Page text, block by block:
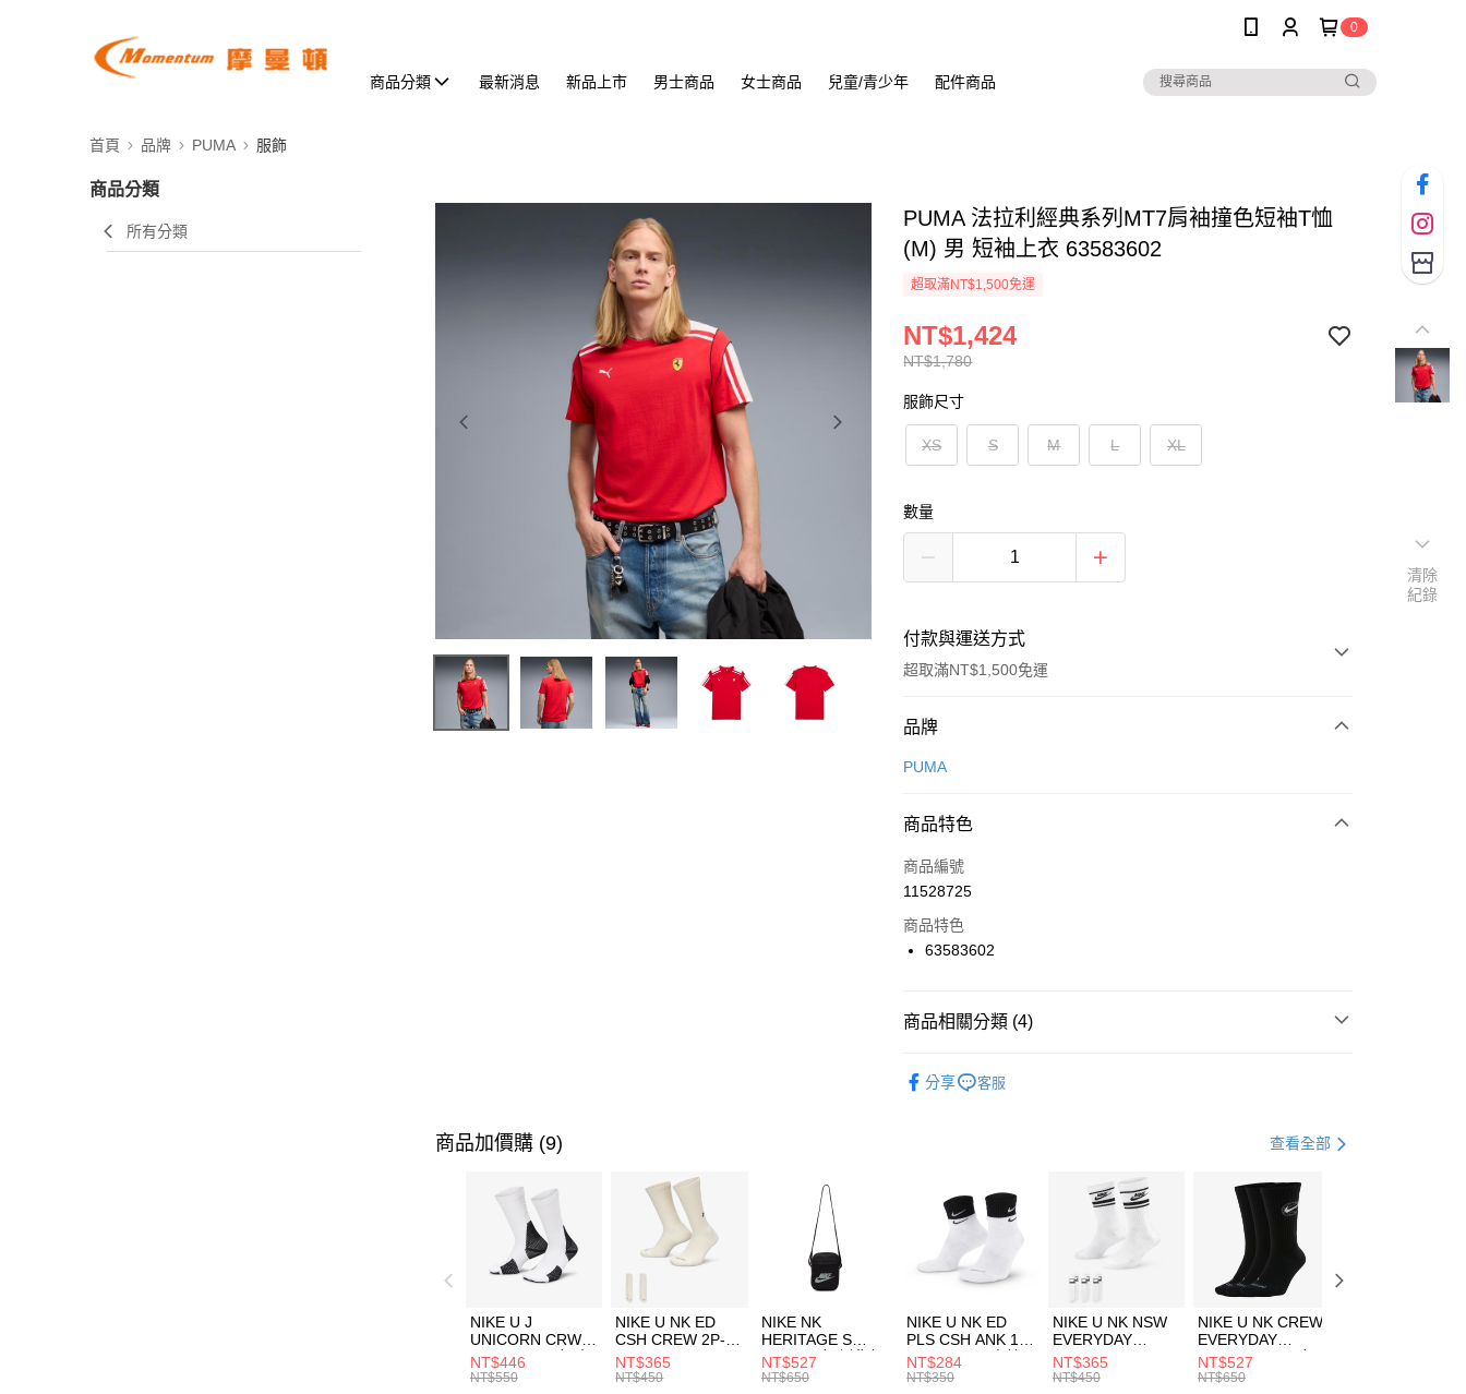
0
商品分類 最新消息 新品上市 男士商品 女士商品 兒童/青少年 配件商品
首頁 品牌 PUMA 服飾
商品分類
所有分類
PUMA 法拉利經典系列MT7肩袖撞色短袖T恤
(M) 男 短袖上衣 63583602
超取滿NT$1,500免運
NT$1,780
NT$1,424
服飾尺寸
XS S M L XL
數量
付款與運送方式
超取滿NT$1,500免運
付款方式
信用卡一次付款
合作金庫商業銀行
華南商業銀行
上海商業儲蓄銀行
國泰世華商業銀行
聯邦商業銀行
台新國際商業銀行
LINE Pay
Apple Pay
【關於「AFTEE先享後付」】
３．安心：先確認商品／服務後，再付款。
【「AFTEE先享後付」結帳流程】
１．於結帳方式選擇「AFTEE先享後付」後，將跳轉至「AFTEE先享後
付」結帳頁面，進行簡訊認證並確認金額後，即可完成結帳。
２．訂單成立數日內，您將收到繳費通知簡訊。
３．收到繳費通知簡訊後14天內，點擊此簡訊中的連結，可透過四大超商
／ATM／網路銀行／等多元方式進行付款，方視為交易完成。
※ 請注意：結帳手續完成當下不需立刻繳費，但若您需要取消訂單，請聯
絡購買商品的店家。未經商家同意取消之訂單仍視為有效，需透過AFTEE
先享後付繳納相關費用。
每筆NT$100，滿NT$1,500(含以上)免運費
每筆NT$100，滿NT$1,500(含以上)免運費
付款後門市自取
每筆NT$100，滿NT$1,500(含以上)免運費
品牌
PUMA
商品特色
商品編號
11528725
商品特色
63583602
商品相關分類 (4)
分享 客服
商品加價購 (9) 查看全部
NIKE U J
UNICORN CRW
1PR -160 男女 中
統襪 FZ3393100
NT$446
NT$550
NIKE U NK ED
CSH CREW 2P-
144 EMBRDY 男
女 短統襪
NT$365
NT$450
NIKE NK
HERITAGE S
SMIT 男女 側背包
BA5871010
NT$527
NT$650
NIKE U NK ED
PLS CSH ANK 1P
144 DBL 男 中統
襪 DH4058104
NT$284
NT$350
NIKE U NK NSW
EVERYDAY
ESSENTIAL CR
男女 短統襪
NT$365
NT$450
NIKE U NK CREW
EVERYDAY
BBALL 3PR 男女
長統襪
NT$527
NT$650
清除
紀錄